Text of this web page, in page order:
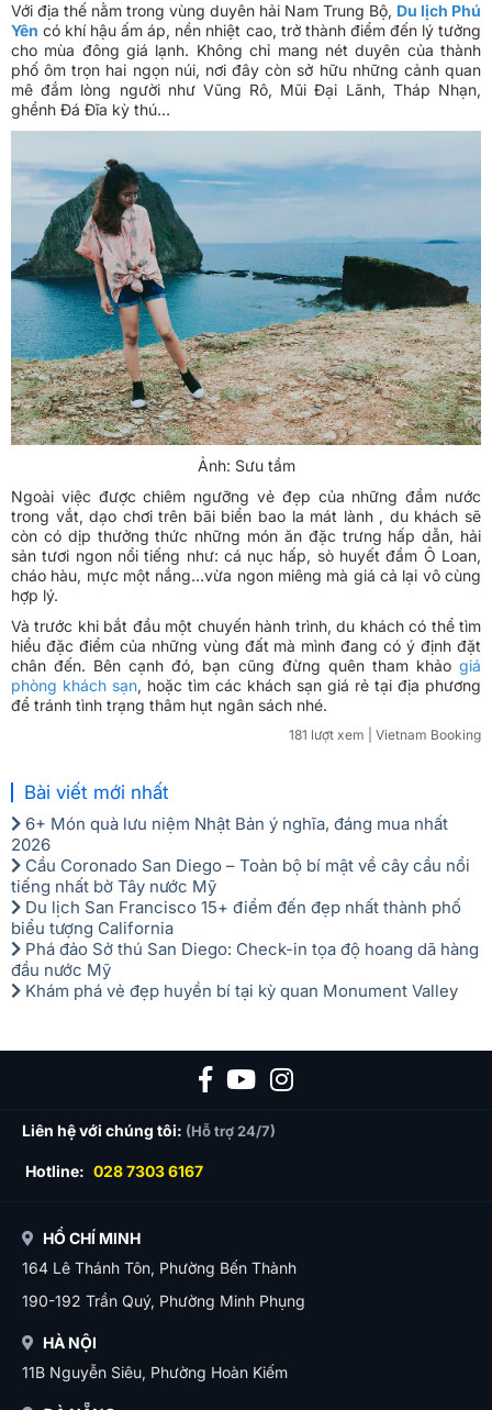
Với địa thế nằm trong vùng duyên hải Nam Trung Bộ, Du lịch Phú
Yên có khí hậu ấm áp, nền nhiệt cao, trở thành điểm đến lý tưởng
cho mùa đông giá lạnh. Không chỉ mang nét duyên của thành
phố ôm trọn hai ngọn núi, nơi đây còn sở hữu những cảnh quan
mê đắm lòng người như Vũng Rô, Mũi Đại Lãnh, Tháp Nhạn,
ghềnh Đá Đĩa kỳ thú…
Ảnh: Sưu tầm
Ngoài việc được chiêm ngưỡng vẻ đẹp của những đầm nước
trong vắt, dạo chơi trên bãi biển bao la mát lành , du khách sẽ
còn có dịp thưởng thức những món ăn đặc trưng hấp dẫn, hải
sản tươi ngon nổi tiếng như: cá nục hấp, sò huyết đầm Ô Loan,
cháo hàu, mực một nắng…vừa ngon miêng mà giá cả lại vô cùng
hợp lý.
Và trước khi bắt đầu một chuyến hành trình, du khách có thể tìm
hiểu đặc điểm của những vùng đất mà mình đang có ý định đặt
chân đến. Bên cạnh đó, bạn cũng đừng quên tham khảo giá
phòng khách sạn, hoặc tìm các khách sạn giá rẻ tại địa phương
để tránh tình trạng thâm hụt ngân sách nhé.
181 lượt xem | Vietnam Booking
Bài viết mới nhất
6+ Món quà lưu niệm Nhật Bản ý nghĩa, đáng mua nhất
2026
Cầu Coronado San Diego – Toàn bộ bí mật về cây cầu nổi
tiếng nhất bờ Tây nước Mỹ
Du lịch San Francisco 15+ điểm đến đẹp nhất thành phố
biểu tượng California
Phá đảo Sở thú San Diego: Check-in tọa độ hoang dã hàng
đầu nước Mỹ
Khám phá vẻ đẹp huyền bí tại kỳ quan Monument Valley
Liên hệ với chúng tôi: (Hỗ trợ 24/7)
Hotline: 028 7303 6167
HỒ CHÍ MINH
164 Lê Thánh Tôn, Phường Bến Thành
190-192 Trần Quý, Phường Minh Phụng
HÀ NỘI
11B Nguyễn Siêu, Phường Hoàn Kiếm